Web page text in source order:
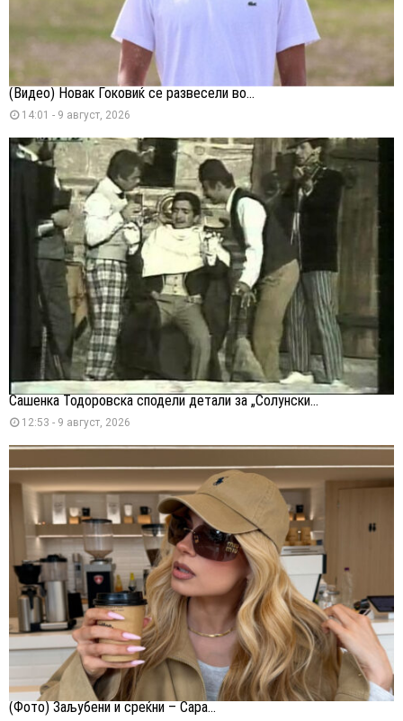
(Видео) Новак Ѓоковиќ се развесели во...
14:01 - 9 август, 2026
Сашенка Тодоровска сподели детали за „Солунски...
12:53 - 9 август, 2026
(Фото) Заљубени и среќни – Сара...